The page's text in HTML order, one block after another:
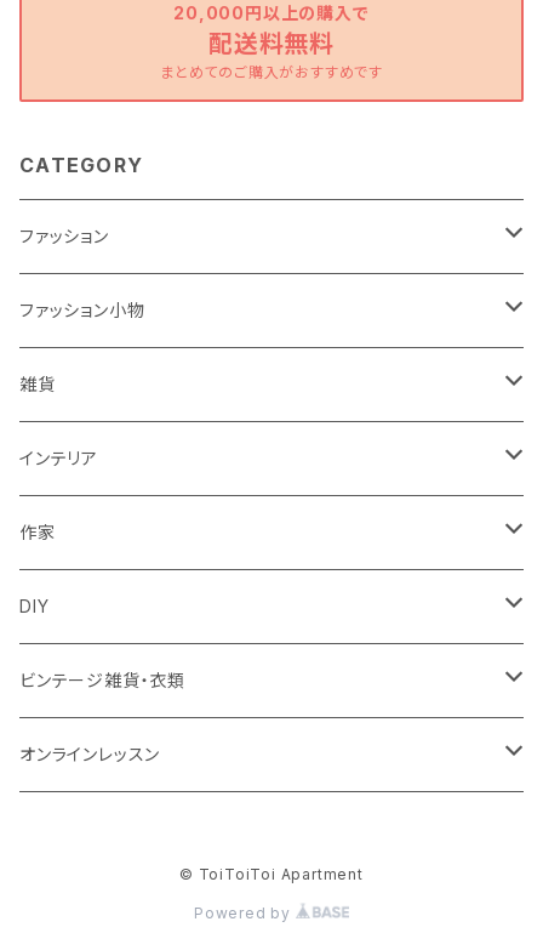
20,000円以上の購入で
配送料無料
まとめてのご購入がおすすめです
CATEGORY
ファッション
ワンピース
トップス
パンツ
スカート
サロペット
ベスト
ジャケット
ファッション小物
バッグ
ポーチ
シューズ
アクセサリー
ターバン
ブローチ
雑貨
バスケット
リュック
グラス
カトラリー
器
キッチン雑貨
インテリア
カゴ
ズールーバスケット
トンガバスケット
鏡
ウォールハンガー
照明
作家
ccocoiro accessory
glass accessory tubu
fuji-gallery
DIY
マスキングテープ
ウィリアムモリス
壁紙
ビンテージ雑貨・衣類
食器
オンラインレッスン
© ToiToiToi Apartment
Powered by